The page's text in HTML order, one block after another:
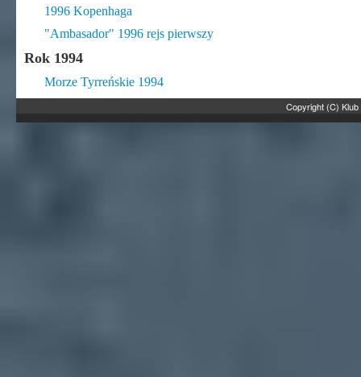
1996 Kopenhaga
"Ambasador" 1996 rejs pierwszy
Rok 1994
Morze Tyrreńskie 1994
Copyright (C)